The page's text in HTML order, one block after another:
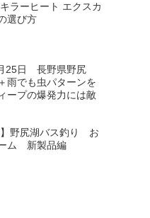
キラーヒート エクスカ
選び方
25日 長野県野尻
雨でも虫パターンを
ープの爆発力には敵
】野尻湖バス釣り お
ム 新製品編